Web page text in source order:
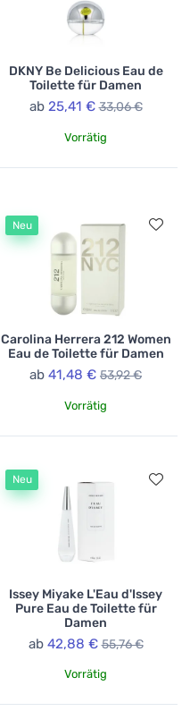
DKNY Be Delicious Eau de
Toilette für Damen
ab 25,41 € 33,06 €
Vorrätig
Neu
Carolina Herrera 212 Women
Eau de Toilette für Damen
ab 41,48 € 53,92 €
Vorrätig
Neu
Issey Miyake L'Eau d'Issey
Pure Eau de Toilette für
Damen
ab 42,88 € 55,76 €
Vorrätig